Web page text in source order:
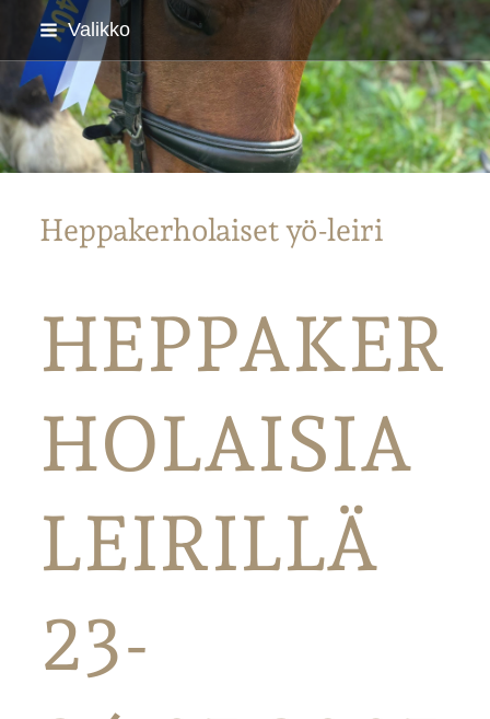
Siirry
sivun
sisältöön
Valikko
Parkanon Ratsastajat
Heppakerholaiset yö-leiri
HEPPAKER
HOLAISIA
LEIRILLÄ
23-